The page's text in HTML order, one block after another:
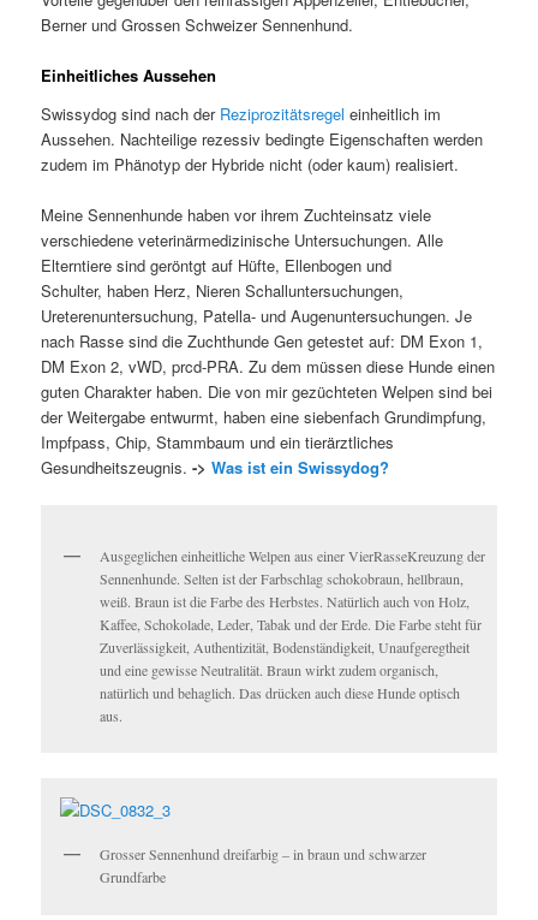
Berner und Grossen Schweizer Sennenhund.
Einheitliches Aussehen
Swissydog sind nach der Reziprozitätsregel einheitlich im
Aussehen. Nachteilige rezessiv bedingte Eigenschaften werden
zudem im Phänotyp der Hybride nicht (oder kaum) realisiert.
Meine Sennenhunde haben vor ihrem Zuchteinsatz viele
verschiedene veterinärmedizinische Untersuchungen. Alle
Elterntiere sind geröntgt auf Hüfte, Ellenbogen und
Schulter, haben Herz, Nieren Schalluntersuchungen,
Ureterenuntersuchung, Patella- und Augenuntersuchungen. Je
nach Rasse sind die Zuchthunde Gen getestet auf: DM Exon 1,
DM Exon 2, vWD, prcd-PRA. Zu dem müssen diese Hunde einen
guten Charakter haben. Die von mir gezüchteten Welpen sind bei
der Weitergabe entwurmt, haben eine siebenfach Grundimpfung,
Impfpass, Chip, Stammbaum und ein tierärztliches
Gesundheitszeugnis.->Was ist ein Swissydog?
Ausgeglichen einheitliche Welpen aus einer VierRasseKreuzung der
Sennenhunde. Selten ist der Farbschlag schokobraun, hellbraun,
weiß. Braun ist die Farbe des Herbstes. Natürlich auch von Holz,
Kaffee, Schokolade, Leder, Tabak und der Erde. Die Farbe steht für
Zuverlässigkeit, Authentizität, Bodenständigkeit, Unaufgeregtheit
und eine gewisse Neutralität. Braun wirkt zudem organisch,
natürlich und behaglich. Das drücken auch diese Hunde optisch
aus.
Grosser Sennenhund dreifarbig – in braun und schwarzer
Grundfarbe